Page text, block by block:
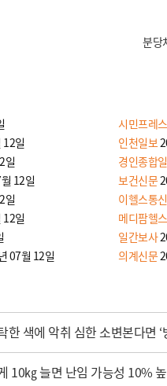
분당
시민프레스
일 인천일보
일
경인종합
12일 보건신문
일
이헬스통신
일
메디팜헬스
일간보사
07월 12일 의계신문
한 색에 악취 심한 소변본다면
10㎏ 늘면 난임 가능성 10%